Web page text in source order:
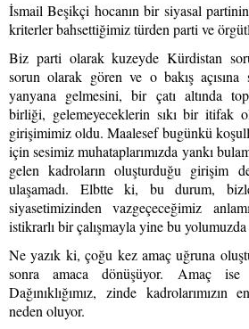
İsmail Beşikçi hocanın bir siyasal
kriterler bahsettiğimiz türden parti ve
Biz parti olarak kuzeyde Kürdistan
sorun olarak gören ve o bakış
yanyana gelmesini, bir çatı altında
birliği, gelemeyeceklerin sıkı bir itifak
girişimimiz oldu. Maalesef bugünkü
için sesimiz muhataplarımızda yankı
gelen kadroların oluşturduğu girişim
ulaşamadı. Elbtte ki, bu durum,
siyasetimizinden vazgeçeceğimiz
istikrarlı bir çalışmayla yine bu
Ne yazık ki, çoğu kez amaç uğruna
sonra amaca dönüşüyor. Amaç ise
Dağınıklığımız, zinde kadrolarımızın
neden oluyor.